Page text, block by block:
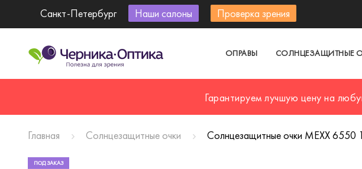
Санкт-Петербург Наши салоны Проверка зрения
ОПРАВЫ СОЛНЦЕЗАЩИТНЫЕ
Гарантируем лучшую цену на
Главная Солнцезащитные очки Солнцезащитные очки MEXX 6550
ПОД ЗАКАЗ